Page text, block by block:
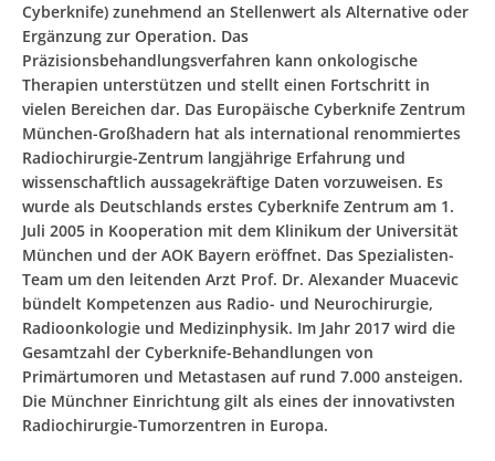
Cyberknife) zunehmend an Stellenwert als Alternative oder
Ergänzung zur Operation. Das
Präzisionsbehandlungsverfahren kann onkologische
Therapien unterstützen und stellt einen Fortschritt in
vielen Bereichen dar. Das Europäische Cyberknife Zentrum
München-Großhadern hat als international renommiertes
Radiochirurgie-Zentrum langjährige Erfahrung und
wissenschaftlich aussagekräftige Daten vorzuweisen. Es
wurde als Deutschlands erstes Cyberknife Zentrum am 1.
Juli 2005 in Kooperation mit dem Klinikum der Universität
München und der AOK Bayern eröffnet. Das Spezialisten-
Team um den leitenden Arzt Prof. Dr. Alexander Muacevic
bündelt Kompetenzen aus Radio- und Neurochirurgie,
Radioonkologie und Medizinphysik. Im Jahr 2017 wird die
Gesamtzahl der Cyberknife-Behandlungen von
Primärtumoren und Metastasen auf rund 7.000 ansteigen.
Die Münchner Einrichtung gilt als eines der innovativsten
Radiochirurgie-Tumorzentren in Europa.